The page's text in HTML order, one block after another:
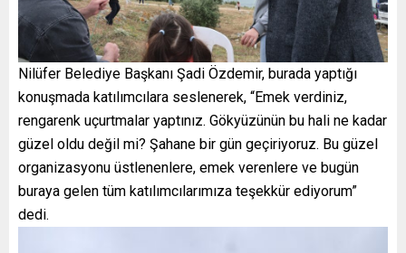
Nilüfer Belediye Başkanı Şadi Özdemir, burada yaptığı
konuşmada katılımcılara seslenerek, “Emek verdiniz,
rengarenk uçurtmalar yaptınız. Gökyüzünün bu hali ne kadar
güzel oldu değil mi? Şahane bir gün geçiriyoruz. Bu güzel
organizasyonu üstlenenlere, emek verenlere ve bugün
buraya gelen tüm katılımcılarımıza teşekkür ediyorum”
dedi.